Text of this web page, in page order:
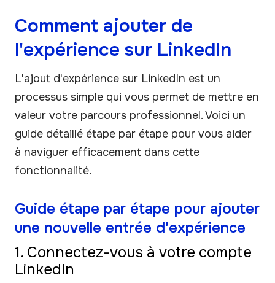
Comment ajouter de
l'expérience sur LinkedIn
L'ajout d'expérience sur LinkedIn est un
processus simple qui vous permet de mettre en
valeur votre parcours professionnel. Voici un
guide détaillé étape par étape pour vous aider
à naviguer efficacement dans cette
fonctionnalité.
Guide étape par étape pour ajouter
une nouvelle entrée d'expérience
1. Connectez-vous à votre compte
LinkedIn